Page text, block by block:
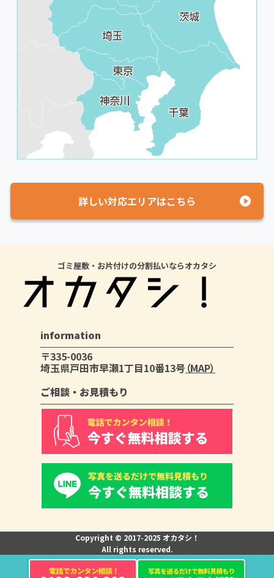
詳しい対応エリアはこちら
ゴミ屋敷・お片付けの分割払いならオカタシ
information
〒335-0036
埼玉県戸田市早瀬1丁目10番13号（MAP）
ご相談・お見積もり
Copyright © 2017-2025 オカタシ！
All rights reserved.